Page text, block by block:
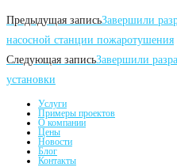
Читать
далее
статьи
Предыдущая записьЗавершили
насосной станции пожаротушения
Следующая записьЗавершили
установки
Услуги
Примеры проектов
О компании
Цены
Новости
Блог
Контакты